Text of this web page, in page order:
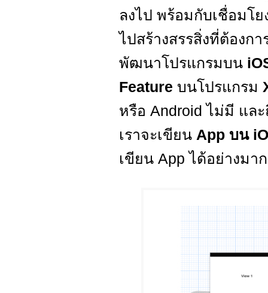
ลงไป พร้อมกับเชื่อมโ
ไปสร้างสรรสิ่งที่ต้องก
พัฒนาโปรแกรมบน
Feature บนโปรแกรม
หรือ Android ไม่มี แล
เราจะเขียน App บน
เขียน App ได้อย่างมาก